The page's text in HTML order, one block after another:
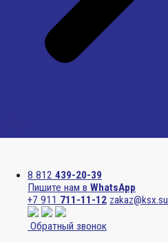
8 812 439-20-39
Пишите нам в WhatsApp
+7 911 711-11-12 zakaz@ksx.su
Обратный звонок